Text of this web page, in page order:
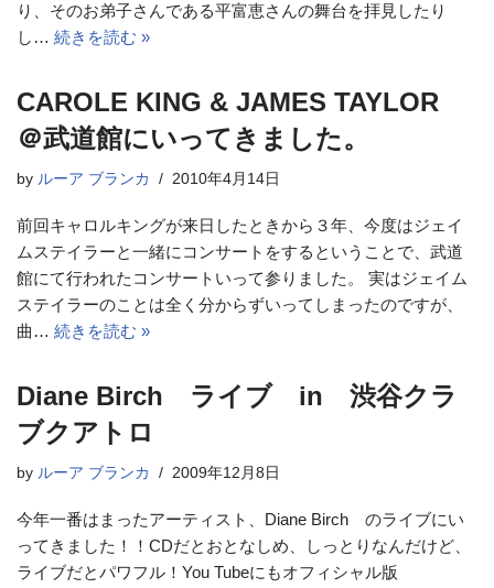
り、そのお弟子さんである平富恵さんの舞台を拝見したり
し… 続きを読む »
CAROLE KING & JAMES TAYLOR
＠武道館にいってきました。
by ルーア ブランカ 2010年4月14日
前回キャロルキングが来日したときから３年、今度はジェイ
ムステイラーと一緒にコンサートをするということで、武道
館にて行われたコンサートいって参りました。 実はジェイム
ステイラーのことは全く分からずいってしまったのですが、
曲… 続きを読む »
Diane Birch ライブ in 渋谷クラ
ブクアトロ
by ルーア ブランカ 2009年12月8日
今年一番はまったアーティスト、Diane Birch のライブにい
ってきました！！CDだとおとなしめ、しっとりなんだけど、
ライブだとパワフル！You Tubeにもオフィシャル版